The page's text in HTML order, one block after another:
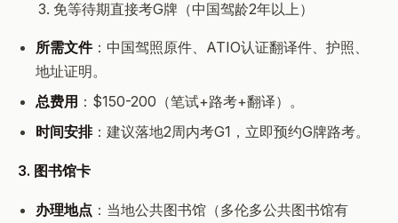
免等待期直接考G牌（中国驾龄2年以上）
所需文件：中国驾照原件、ATIO认证翻译件、护照、
地址证明。
总费用 ：$150-200（笔试+路考+翻译）。
时间安排：建议落地2周内考G1，立即预约G牌路考。
3. 图书馆卡
办理地点 ：当地公共图书馆（多伦多公共图书馆有